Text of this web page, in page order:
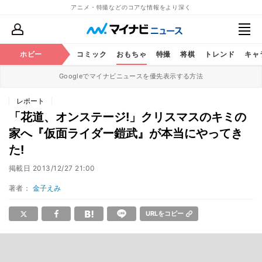
アニメ・特撮などのコアな情報をより深く
ホビー
アニメ コミック おもちゃ 特撮 将棋 トレンド キャ
Googleでマイナビニュースを優先表示する方法
レポート
「花道、オンステージ!」クリスマスのキミの
家へ『仮面ライダー鎧武』が本当にやってき
た!
掲載日 2013/12/27 21:00
著者： 金子えみ
URLをコピー